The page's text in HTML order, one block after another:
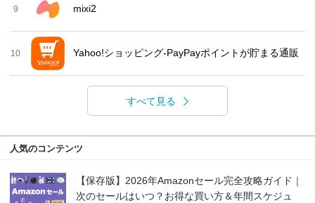
9 mixi2
10 Yahoo!ショッピング-PayPayポイントが貯まる通販
すべて見る
人気のコンテンツ
【保存版】2026年Amazonセール完全攻略ガイド｜
次のセールはいつ？お得な買い方＆年間スケジュ